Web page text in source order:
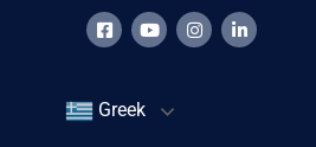
Greek